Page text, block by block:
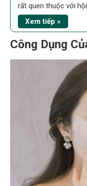
rất quen thuộc với
Xem tiếp »
Công Dụng